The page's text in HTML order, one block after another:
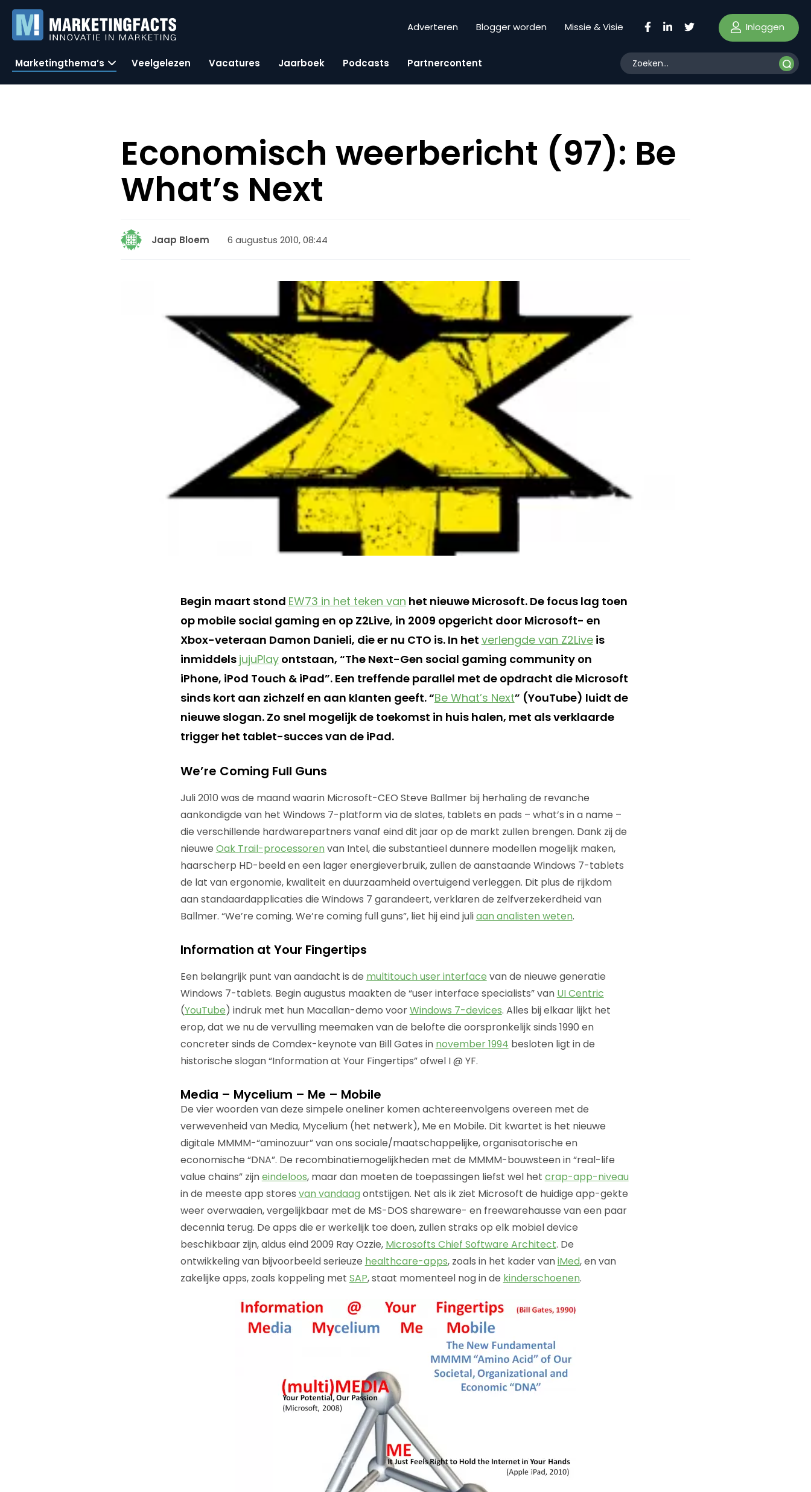
Adverteren Blogger worden Missie & Visie Inloggen
Marketingthema’s Veelgelezen Vacatures Jaarboek Podcasts Partnercontent
Economisch weerbericht (97): Be
What’s Next
Jaap Bloem 6 augustus 2010, 08:44
Begin maart stond EW73 in het teken van het nieuwe Microsoft. De focus lag toen
op mobile social gaming en op Z2Live, in 2009 opgericht door Microsoft- en
Xbox-veteraan Damon Danieli, die er nu CTO is. In het verlengde van Z2Liveis
inmiddels jujuPlayontstaan, “The Next-Gen social gaming community on
iPhone, iPod Touch & iPad”. Een treffende parallel met de opdracht die Microsoft
sinds kort aan zichzelf en aan klanten geeft. “Be What’s Next” (YouTube) luidt de
nieuwe slogan. Zo snel mogelijk de toekomst in huis halen, met als verklaarde
trigger het tablet-succes van de iPad.
We’re Coming Full Guns
Juli 2010 was de maand waarin Microsoft-CEO Steve Ballmer bij herhaling de revanche
aankondigde van het Windows 7-platform via de slates, tablets en pads – what’s in a name –
die verschillende hardwarepartners vanaf eind dit jaar op de markt zullen brengen. Dank zij de
nieuwe Oak Trail-processoren van Intel, die substantieel dunnere modellen mogelijk maken,
haarscherp HD-beeld en een lager energieverbruik, zullen de aanstaande Windows 7-tablets
de lat van ergonomie, kwaliteit en duurzaamheid overtuigend verleggen. Dit plus de rijkdom
aan standaardapplicaties die Windows 7 garandeert, verklaren de zelfverzekerdheid van
Ballmer. “We’re coming. We’re coming full guns”, liet hij eind juliaan analisten weten.
Information at Your Fingertips
Een belangrijk punt van aandacht is de multitouch user interface van de nieuwe generatie
Windows 7-tablets. Begin augustus maakten de “user interface specialists” van UI Centric
(YouTube) indruk met hun Macallan-demo voorWindows 7-devices. Alles bij elkaar lijkt het
erop, dat we nu de vervulling meemaken van de belofte die oorspronkelijk sinds 1990 en
concreter sinds de Comdex-keynote van Bill Gates in november 1994 besloten ligt in de
historische slogan “Information at Your Fingertips” ofwel I @ YF.
Media – Mycelium – Me – Mobile
De vier woorden van deze simpele oneliner komen achtereenvolgens overeen met de
verwevenheid van Media, Mycelium (het netwerk), Me en Mobile. Dit kwartet is het nieuwe
digitale MMMM-“aminozuur” van ons sociale/maatschappelijke, organisatorische en
economische “DNA”. De recombinatiemogelijkheden met de MMMM-bouwsteen in “real-life
value chains” zijneindeloos, maar dan moeten de toepassingen liefst wel het crap-app-niveau
in de meeste app stores van vandaag ontstijgen. Net als ik ziet Microsoft de huidige app-gekte
weer overwaaien, vergelijkbaar met de MS-DOS shareware- en freewarehausse van een paar
decennia terug. De apps die er werkelijk toe doen, zullen straks op elk mobiel device
beschikbaar zijn, aldus eind 2009 Ray Ozzie, Microsofts Chief Software Architect. De
ontwikkeling van bijvoorbeeld serieuze healthcare-apps, zoals in het kader vaniMed, en van
zakelijke apps, zoals koppeling met SAP, staat momenteel nog in de kinderschoenen.